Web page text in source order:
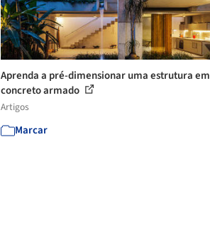
Aprenda a pré-dimensionar uma estrutura em
concreto armado
Artigos
Marcar